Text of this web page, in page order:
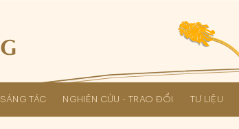
SÁNG TÁC NGHIÊN CỨU - TRAO ĐỔI TƯ LIỆU